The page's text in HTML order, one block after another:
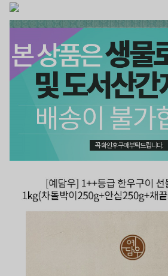
상
품
정
보